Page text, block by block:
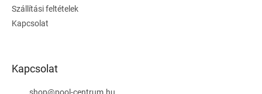
Szállítási feltételek
Kapcsolat
Kapcsolat